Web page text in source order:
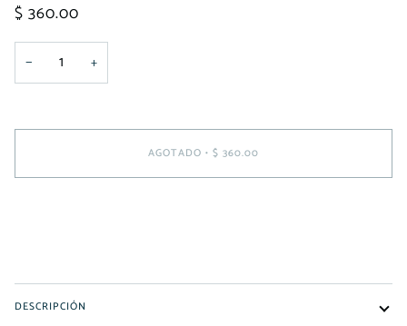
$ 360.00
− +
AGOTADO • $ 360.00
DESCRIPCIÓN